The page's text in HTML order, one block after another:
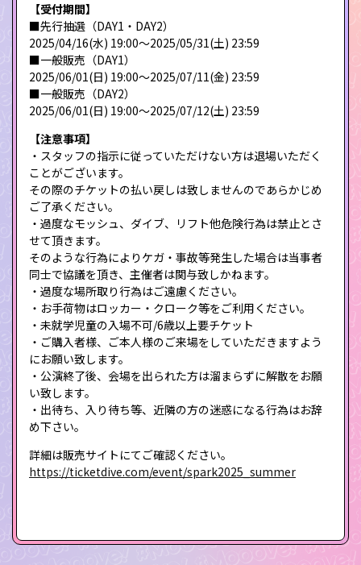
【受付期間】
■先行抽選（DAY1・DAY2）
2025/04/16(水) 19:00〜2025/05/31(土) 23:59
■一般販売（DAY1）
2025/06/01(日) 19:00〜2025/07/11(金) 23:59
■一般販売（DAY2）
2025/06/01(日) 19:00〜2025/07/12(土) 23:59
【注意事項】
・スタッフの指示に従っていただけない方は退場いただく
ことがございます。
その際のチケットの払い戻しは致しませんのであらかじめ
ご了承ください。
・過度なモッシュ、ダイブ、リフト他危険行為は禁止とさ
せて頂きます。
そのような行為によりケガ・事故等発生した場合は当事者
同士で協議を頂き、主催者は関与致しかねます。
・過度な場所取り行為はご遠慮ください。
・お手荷物はロッカー・クローク等をご利用ください。
・未就学児童の入場不可/6歳以上要チケット
・ご購入者様、ご本人様のご来場をしていただきますよう
にお願い致します。
・公演終了後、会場を出られた方は溜まらずに解散をお願
い致します。
・出待ち、入り待ち等、近隣の方の迷惑になる行為はお辞
め下さい。
詳細は販売サイトにてご確認ください。
https://ticketdive.com/event/spark2025_summer